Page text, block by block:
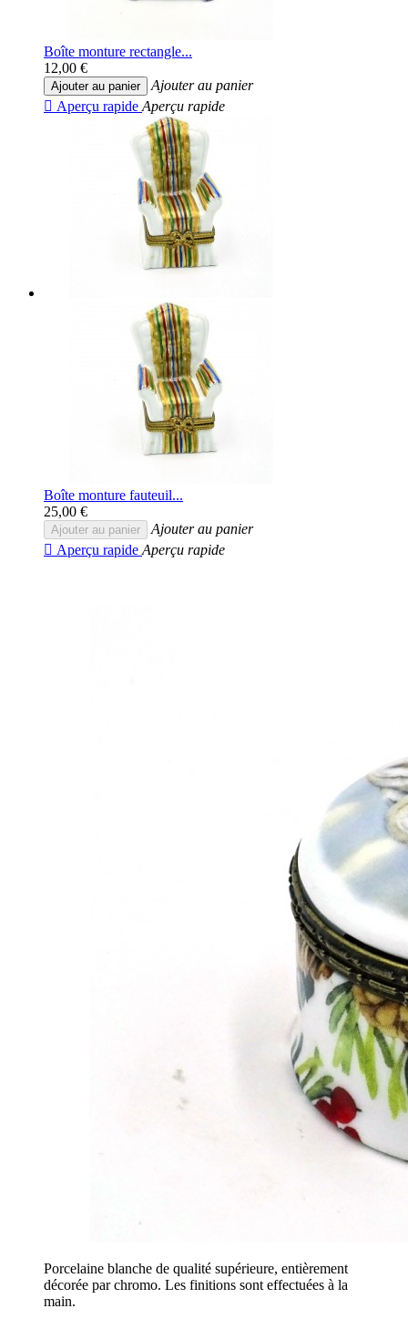
Boîte monture rectangle...
12,00 €
Ajouter au panier
Ajouter au panier
 Aperçu rapide Aperçu rapide
Boîte monture fauteuil...
25,00 €
Ajouter au panier
Ajouter au panier
 Aperçu rapide Aperçu rapide
Porcelaine blanche de qualité supérieure, entièrement
décorée par chromo. Les finitions sont effectuées à la
main.